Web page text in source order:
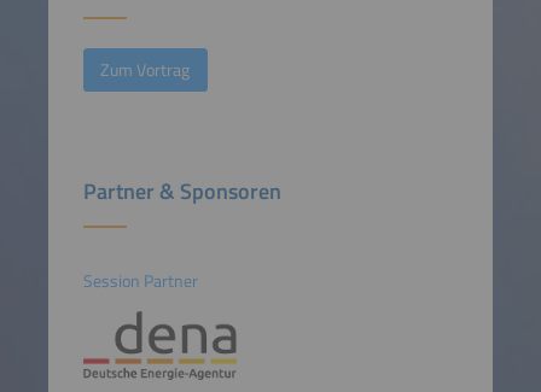
Zum Vortrag
Partner & Sponsoren
Session Partner